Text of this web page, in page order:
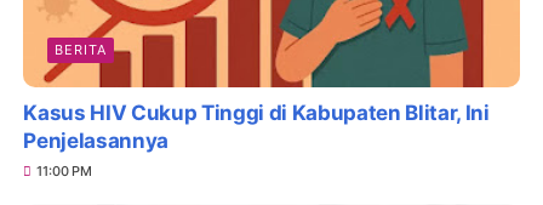
BERITA
Kasus HIV Cukup Tinggi di Kabupaten Blitar, Ini
Penjelasannya
11:00 PM